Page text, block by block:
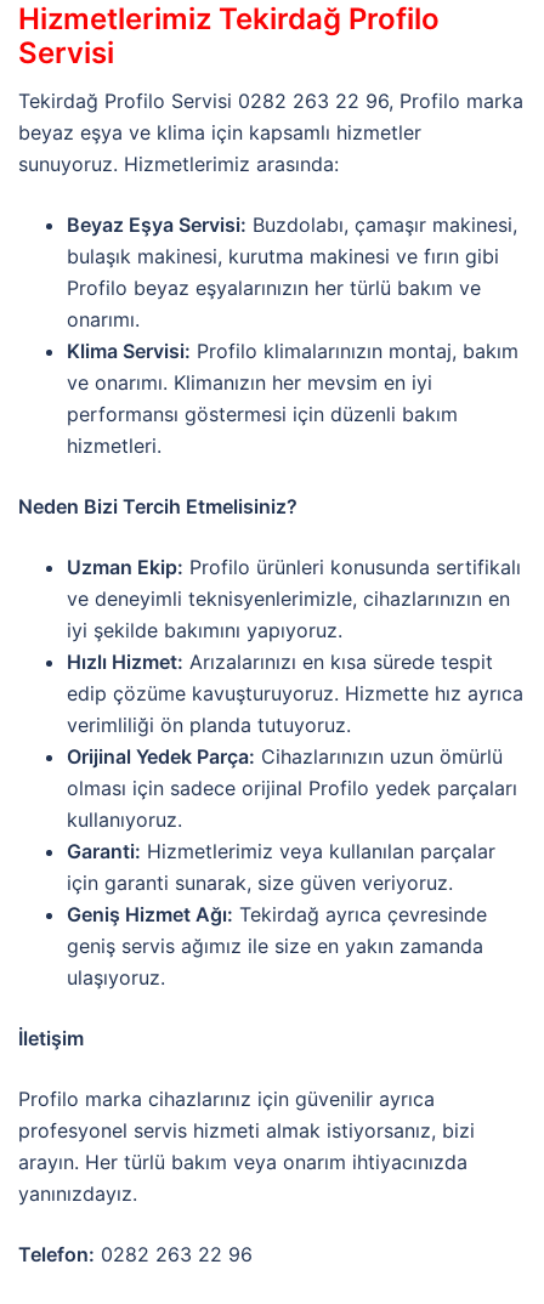
Hizmetlerimiz Tekirdağ Profilo
Servisi
Tekirdağ Profilo Servisi 0282 263 22 96, Profilo marka
beyaz eşya ve klima için kapsamlı hizmetler
sunuyoruz. Hizmetlerimiz arasında:
Beyaz Eşya Servisi: Buzdolabı, çamaşır makinesi,
bulaşık makinesi, kurutma makinesi ve fırın gibi
Profilo beyaz eşyalarınızın her türlü bakım ve
onarımı.
Klima Servisi: Profilo klimalarınızın montaj, bakım
ve onarımı. Klimanızın her mevsim en iyi
performansı göstermesi için düzenli bakım
hizmetleri.
Neden Bizi Tercih Etmelisiniz?
Uzman Ekip: Profilo ürünleri konusunda sertifikalı
ve deneyimli teknisyenlerimizle, cihazlarınızın en
iyi şekilde bakımını yapıyoruz.
Hızlı Hizmet: Arızalarınızı en kısa sürede tespit
edip çözüme kavuşturuyoruz. Hizmette hız ayrıca
verimliliği ön planda tutuyoruz.
Orijinal Yedek Parça: Cihazlarınızın uzun ömürlü
olması için sadece orijinal Profilo yedek parçaları
kullanıyoruz.
Garanti: Hizmetlerimiz veya kullanılan parçalar
için garanti sunarak, size güven veriyoruz.
Geniş Hizmet Ağı: Tekirdağ ayrıca çevresinde
geniş servis ağımız ile size en yakın zamanda
ulaşıyoruz.
İletişim
Profilo marka cihazlarınız için güvenilir ayrıca
profesyonel servis hizmeti almak istiyorsanız, bizi
arayın. Her türlü bakım veya onarım ihtiyacınızda
yanınızdayız.
Telefon: 0282 263 22 96